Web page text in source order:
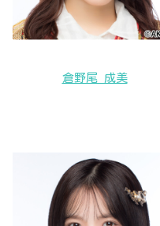
倉野尾 成美